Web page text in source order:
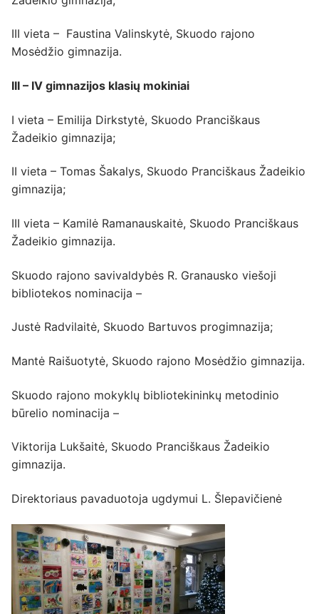
III vieta – Faustina Valinskytė, Skuodo rajono
Mosėdžio gimnazija.
III – IV gimnazijos klasių mokiniai
I vieta – Emilija Dirkstytė, Skuodo Pranciškaus
Žadeikio gimnazija;
II vieta – Tomas Šakalys, Skuodo Pranciškaus Žadeikio
gimnazija;
III vieta – Kamilė Ramanauskaitė, Skuodo Pranciškaus
Žadeikio gimnazija.
Skuodo rajono savivaldybės R. Granausko viešoji
bibliotekos nominacija –
Justė Radvilaitė, Skuodo Bartuvos progimnazija;
Mantė Raišuotytė, Skuodo rajono Mosėdžio gimnazija.
Skuodo rajono mokyklų bibliotekininkų metodinio
būrelio nominacija –
Viktorija Lukšaitė, Skuodo Pranciškaus Žadeikio
gimnazija.
Direktoriaus pavaduotoja ugdymui L. Šlepavičienė